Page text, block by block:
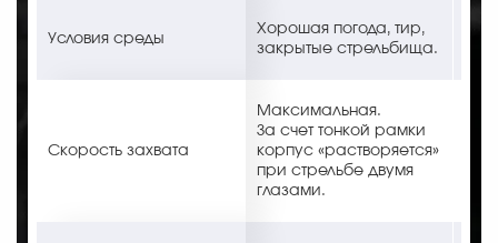
Условия среды
Хорошая погода, тир,
закрытые стрельбища.
Скорость захвата
Максимальная.
За счет тонкой рамки
корпус «растворяется»
при стрельбе двумя
глазами.